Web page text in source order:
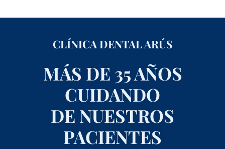
CLÍNICA DENTAL ARÚS
MÁS DE 35 AÑOS
CUIDANDO
DE NUESTROS
PACIENTES